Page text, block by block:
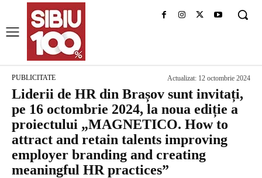
PUBLICITATE Actualizat: 12 octombrie 2024
Liderii de HR din Brașov sunt invitați,
pe 16 octombrie 2024, la noua ediție a
proiectului „MAGNETICO. How to
attract and retain talents improving
employer branding and creating
meaningful HR practices”